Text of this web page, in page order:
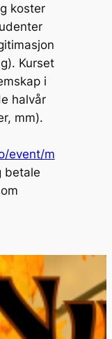
koster
Kurset
i
halvår
mm).
event/m
betale